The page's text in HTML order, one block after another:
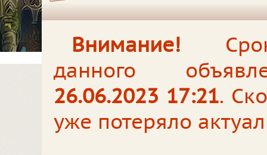
Внимание!
данного
26.06.2023 17:21.
уже потеряло